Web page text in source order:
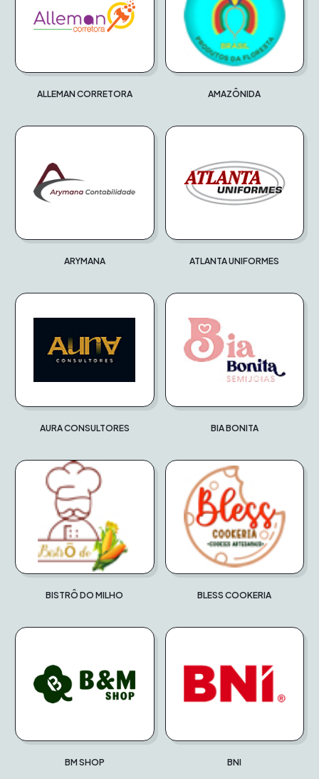
ALLEMAN CORRETORA AMAZÔNIDA
ARYMANA ATLANTA UNIFORMES
AURA CONSULTORES BIA BONITA
BISTRÔ DO MILHO BLESS COOKERIA
BM SHOP BNI